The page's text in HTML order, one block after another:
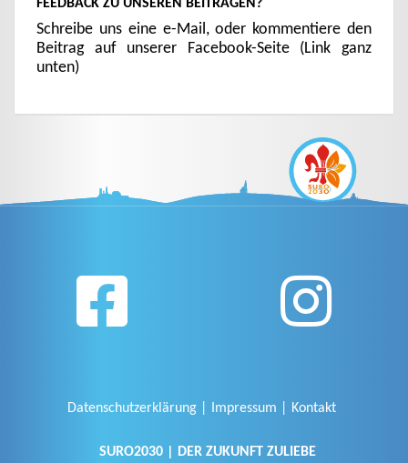
FEEDBACK ZU UNSEREN BEITRÄGEN?
Schreibe uns eine e-Mail, oder kommentiere den
Beitrag auf unserer Facebook-Seite (Link ganz
unten)
Datenschutzerklärung Impressum Kontakt
SURO2030 | DER ZUKUNFT ZULIEBE